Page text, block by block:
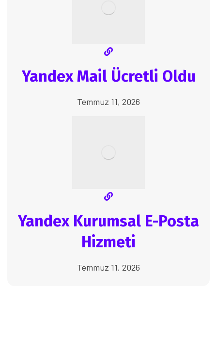
Yandex Mail Ücretli Oldu
Temmuz 11, 2026
Yandex Kurumsal E-Posta
Hizmeti
Temmuz 11, 2026